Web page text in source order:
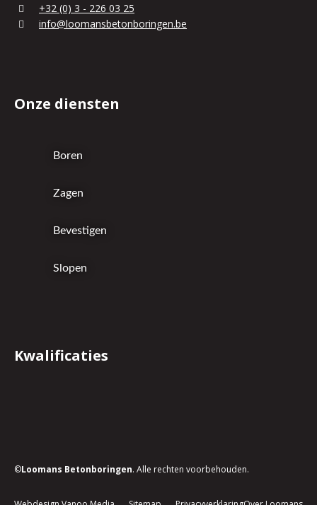
+32 (0) 3 - 226 03 25
info@loomansbetonboringen.be
Onze diensten
Boren
Zagen
Bevestigen
Slopen
Kwalificaties
©Loomans Betonboringen. Alle rechten voorbehouden.